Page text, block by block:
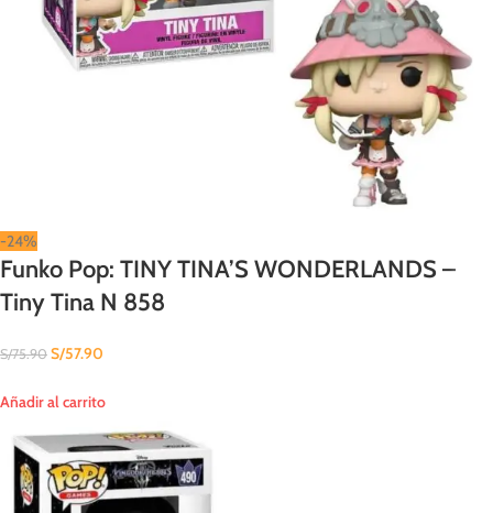
-24%
Funko Pop: TINY TINA’S WONDERLANDS –
Tiny Tina N 858
S/75.90 S/57.90
Añadir al carrito